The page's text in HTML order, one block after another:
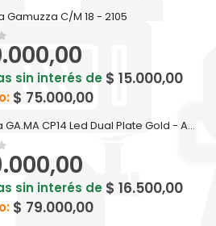
C/M 18 - 2105
5
sin interés de $ 15.000,00
$ 75.000,00
Planchita GA.MA CP14 Led Dual Plate Gold - Aceite de Argan
5
sin interés de $ 16.500,00
$ 79.000,00